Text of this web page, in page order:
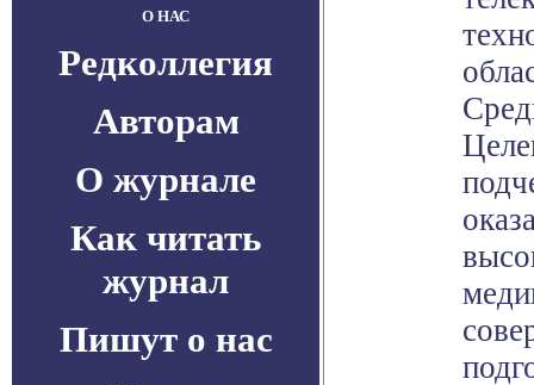
О НАС
Редколлегия
Авторам
О журнале
Как читать
журнал
Пишут о нас